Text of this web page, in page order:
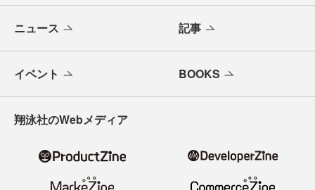
ニュース 記事
イベント BOOKS
翔泳社のWebメディア